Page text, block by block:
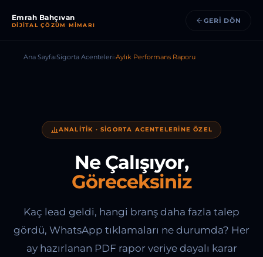
Emrah Bahçıvan
DIJITAL ÇÖZÜM MIMARI
GERI DÖN
Ana Sayfa›Sigorta Acenteleri›Aylık Performans Raporu
ANALITIK · SIGORTA ACENTELERINE ÖZEL
Ne Çalışıyor,
Göreceksiniz
Kaç lead geldi, hangi branş daha fazla talep
gördü, WhatsApp tıklamaları ne durumda? Her
ay hazırlanan PDF rapor veriye dayalı karar